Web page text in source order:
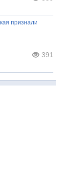
признали
391